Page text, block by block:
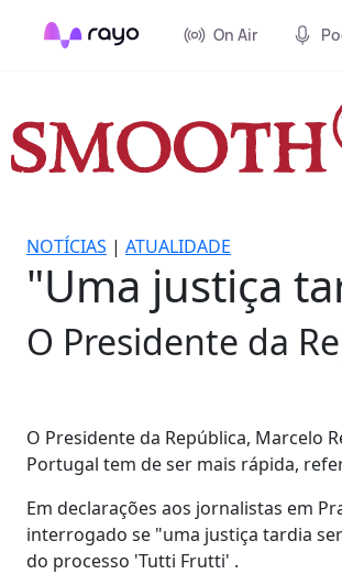
On Air
NOTÍCIAS | ATUALIDADE
"Uma justiça
O Presidente da
O Presidente da República, Marcelo
Portugal tem de ser mais rápida,
Em declarações aos jornalistas em
interrogado se "uma justiça tardia
do processo 'Tutti Frutti' .